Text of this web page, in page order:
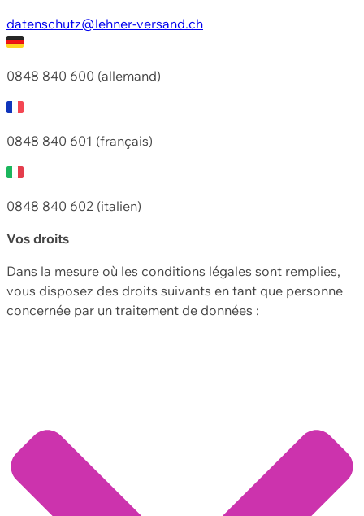
datenschutz@lehner-versand.ch
0848 840 600 (allemand)
0848 840 601 (français)
0848 840 602 (italien)
Vos droits
Dans la mesure où les conditions légales sont remplies,
vous disposez des droits suivants en tant que personne
concernée par un traitement de données :